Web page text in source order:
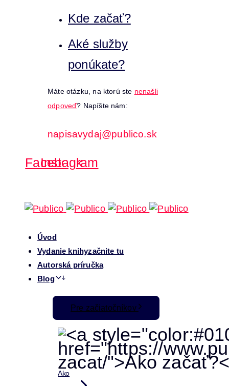
Kde začať?
Aké služby
ponúkate?
Máte otázku, na ktorú ste nenašli
odpoveď? Napíšte nám:
napisavydaj@publico.sk
Facebook
Instagram
Úvod
Vydanie knihyzačnite tu
Autorská príručka
Blog
Pre začiatočníkov
Ako